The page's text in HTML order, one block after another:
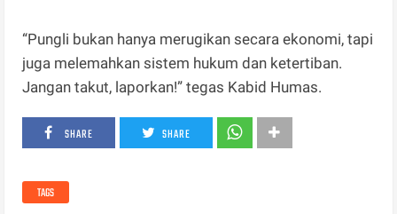
“Pungli bukan hanya merugikan secara ekonomi, tapi
juga melemahkan sistem hukum dan ketertiban.
Jangan takut, laporkan!” tegas Kabid Humas.
SHARE SHARE
TAGS